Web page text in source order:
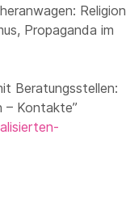
Religion
Propaganda im
Beratungsstellen:
– Kontakte”